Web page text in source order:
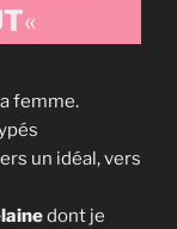
«
femme.
un idéal, vers
dont je